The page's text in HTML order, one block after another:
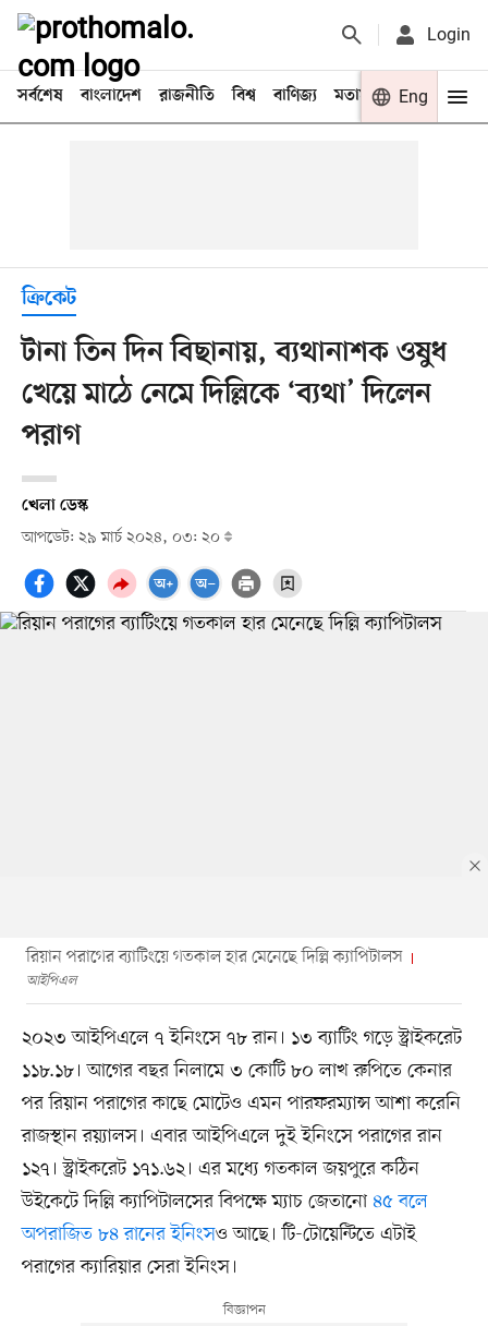
Login
সর্বশেষ বাংলাদেশ রাজনীতি বিশ্ব বাণিজ্য মতামত খেলা
Eng
ক্রিকেট
টানা তিন দিন বিছানায়, ব্যথানাশক ওষুধ
খেয়ে মাঠে নেমে দিল্লিকে ‘ব্যথা’ দিলেন
পরাগ
খেলা ডেস্ক
আপডেট: ২৯ মার্চ ২০২৪, ০৩: ২০
রিয়ান পরাগের ব্যাটিংয়ে গতকাল হার মেনেছে দিল্লি ক্যাপিটালস
আইপিএল
২০২৩ আইপিএলে ৭ ইনিংসে ৭৮ রান। ১৩ ব্যাটিং গড়ে স্ট্রাইকরেট
১১৮.১৮। আগের বছর নিলামে ৩ কোটি ৮০ লাখ রুপিতে কেনার
পর রিয়ান পরাগের কাছে মোটেও এমন পারফরম্যান্স আশা করেনি
রাজস্থান রয়্যালস। এবার আইপিএলে দুই ইনিংসে পরাগের রান
১২৭। স্ট্রাইকরেট ১৭১.৬২। এর মধ্যে গতকাল জয়পুরে কঠিন
উইকেটে দিল্লি ক্যাপিটালসের বিপক্ষে ম্যাচ জেতানো ৪৫ বলে
অপরাজিত ৮৪ রানের ইনিংসও আছে। টি-টোয়েন্টিতে এটাই
পরাগের ক্যারিয়ার সেরা ইনিংস।